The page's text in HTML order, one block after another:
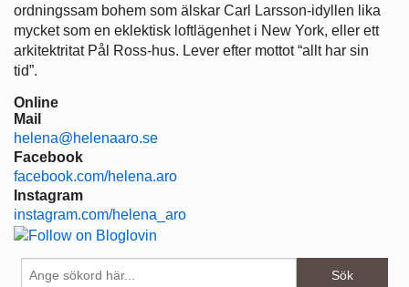
ordningssam bohem som älskar Carl Larsson-idyllen lika
mycket som en eklektisk loftlägenhet i New York, eller ett
arkitektritat Pål Ross-hus. Lever efter mottot “allt har sin
tid”.
Online
Mail
helena@helenaaro.se
Facebook
facebook.com/helena.aro
Instagram
instagram.com/helena_aro